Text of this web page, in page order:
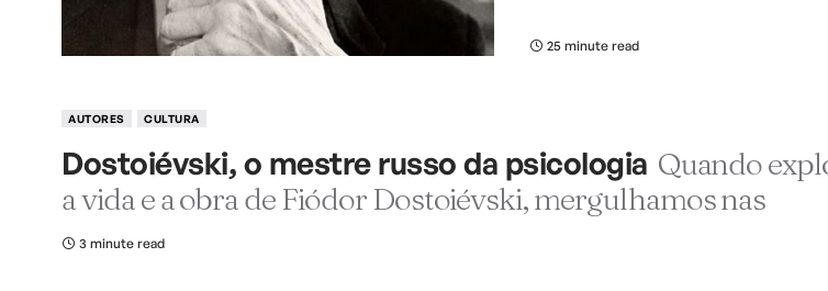
25 minute read
AUTORES CULTURA
Dostoiévski, o mestre russo da psicologia Quando
a vida e a obra de Fiódor Dostoiévski, mergulhamos nas
3 minute read